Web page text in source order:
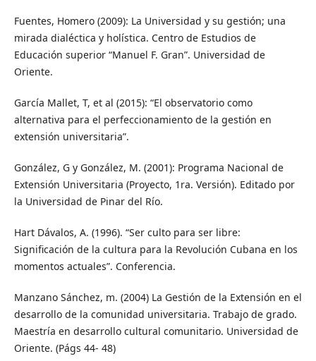
Fuentes, Homero (2009): La Universidad y su gestión; una
mirada dialéctica y holística. Centro de Estudios de
Educación superior “Manuel F. Gran”. Universidad de
Oriente.
García Mallet, T, et al (2015): “El observatorio como
alternativa para el perfeccionamiento de la gestión en
extensión universitaria”.
González, G y González, M. (2001): Programa Nacional de
Extensión Universitaria (Proyecto, 1ra. Versión). Editado por
la Universidad de Pinar del Río.
Hart Dávalos, A. (1996). “Ser culto para ser libre:
Significación de la cultura para la Revolución Cubana en los
momentos actuales”. Conferencia.
Manzano Sánchez, m. (2004) La Gestión de la Extensión en el
desarrollo de la comunidad universitaria. Trabajo de grado.
Maestría en desarrollo cultural comunitario. Universidad de
Oriente. (Págs 44- 48)